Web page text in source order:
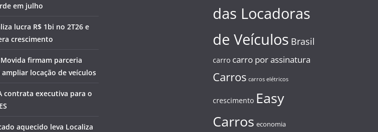
em julho
lucra R$ 1bi no 2T26 e
crescimento
firmam parceria
ampliar locação de veículos
contrata executiva para o
aquecido leva Localiza
das Locadoras
de Veículos Brasil
carro carro por assinatura
Carros carros elétricos
crescimento Easy
Carros economia